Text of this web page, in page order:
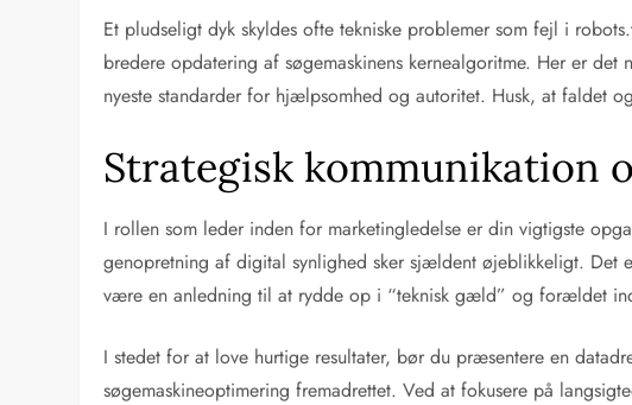
Et pludseligt dyk skyldes ofte tekniske problemer som fejl i
bredere opdatering af søgemaskinens kernealgoritme. Her er
nyeste standarder for hjælpsomhed og autoritet. Husk, at faldet
Strategisk kommunikation
I rollen som leder inden for marketingledelse er din vigtigste
genopretning af digital synlighed sker sjældent øjeblikkeligt.
være en anledning til at rydde op i “teknisk gæld” og forældet
I stedet for at love hurtige resultater, bør du præsentere en
søgemaskineoptimering fremadrettet. Ved at fokusere på